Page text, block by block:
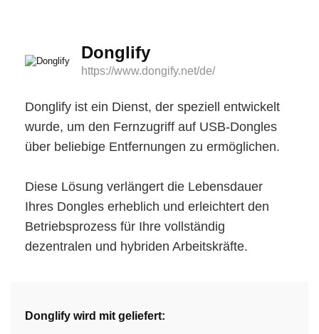
Donglify
https://www.dongify.net/de/
Donglify ist ein Dienst, der speziell entwickelt
wurde, um den Fernzugriff auf USB-Dongles
über beliebige Entfernungen zu ermöglichen.
Diese Lösung verlängert die Lebensdauer
Ihres Dongles erheblich und erleichtert den
Betriebsprozess für Ihre vollständig
dezentralen und hybriden Arbeitskräfte.
Donglify wird mit geliefert: